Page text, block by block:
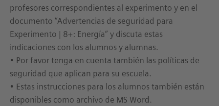
profesores correspondientes al experimento y en el
documento “Advertencias de seguridad para
Experimento | 8+: Energía” y discuta estas
indicaciones con los alumnos y alumnas.
• Por favor tenga en cuenta también las políticas de
seguridad que aplican para su escuela.
• Estas instrucciones para los alumnos también están
disponibles como archivo de MS Word.